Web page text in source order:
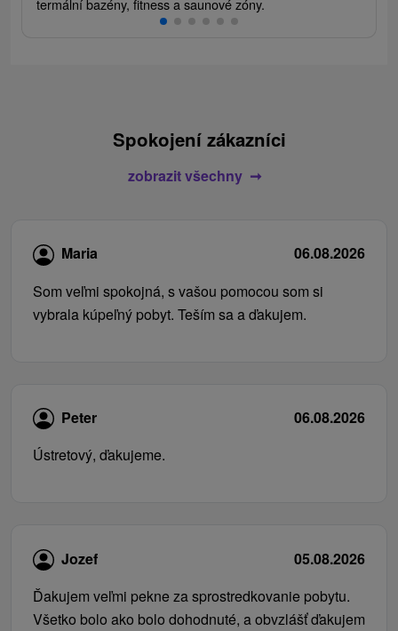
termální bazény, fitness a saunové zóny.
Spokojení zákazníci
zobrazit všechny
Maria
06.08.2026
Som veľmi spokojná, s vašou pomocou som si
vybrala kúpeľný pobyt. Teším sa a ďakujem.
Peter
06.08.2026
Ústretový, ďakujeme.
Jozef
05.08.2026
Ďakujem veľmi pekne za sprostredkovanie pobytu.
Všetko bolo ako bolo dohodnuté, a obvzlášť ďakujem